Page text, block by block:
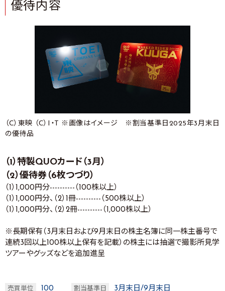
優待内容
（C）東映 （C）I・T ※画像はイメージ ※割当基準日2025年3月末日
の優待品
（1）特製QUOカード（3月）
（2）優待券（6枚つづり）
（1）1,000円分----------（100株以上）
（1）1,000円分、（2）1冊----------（500株以上）
（1）1,000円分、（2）2冊----------（1,000株以上）
※長期保有（3月末日および9月末日の株主名簿に同一株主番号で
連続3回以上100株以上保有を記載）の株主には抽選で撮影所見学
ツアーやグッズなどを追加進呈
売買単位 100 割当基準日 3月末日/9月末日